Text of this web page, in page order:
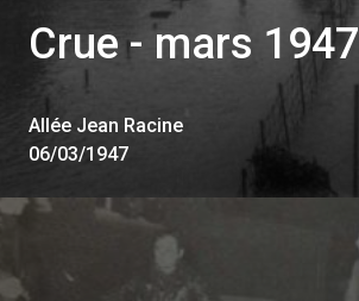
Crue - mars 1947
Allée Jean Racine
06/03/1947